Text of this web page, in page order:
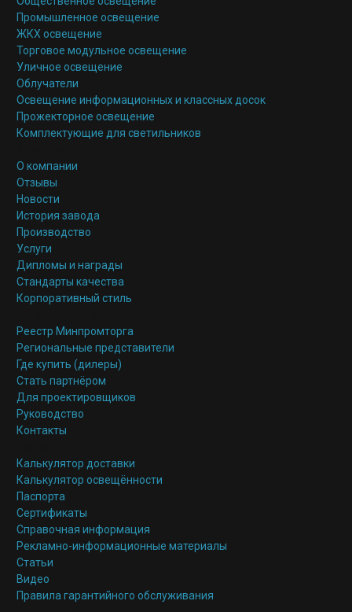
Промышленное освещение
ЖКХ освещение
Торговое модульное освещение
Уличное освещение
Облучатели
Освещение информационных и классных досок
Прожекторное освещение
Комплектующие для светильников
О компании
Отзывы
Новости
История завода
Производство
Услуги
Дипломы и награды
Стандарты качества
Корпоративный стиль
Реестр Минпромторга
Региональные представители
Где купить (дилеры)
Стать партнёром
Для проектировщиков
Руководство
Контакты
Калькулятор доставки
Калькулятор освещённости
Паспорта
Сертификаты
Справочная информация
Рекламно-информационные материалы
Статьи
Видео
Правила гарантийного обслуживания